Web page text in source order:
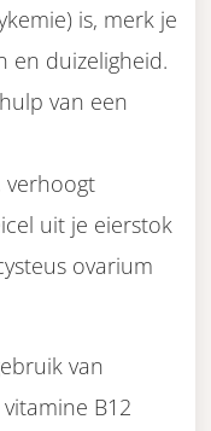
is, merk je
en duizeligheid.
van een
verhoogt
uit je eierstok
ovarium
van
B12